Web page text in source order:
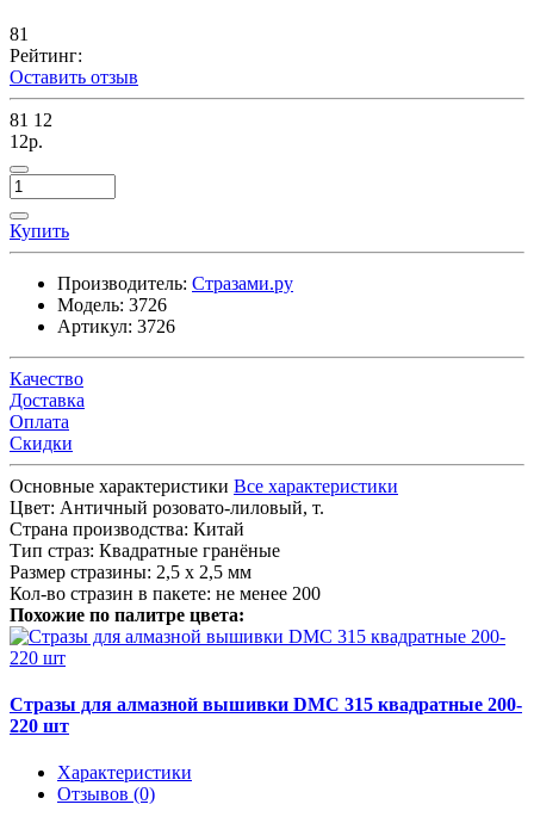
81
Рейтинг:
Оставить отзыв
81 12
12р.
Купить
Производитель: Стразами.ру
Модель: 3726
Артикул: 3726
Качество
Доставка
Оплата
Скидки
Основные характеристики Все характеристики
Цвет: Античный розовато-лиловый, т.
Страна производства: Китай
Тип страз: Квадратные гранёные
Размер стразины: 2,5 х 2,5 мм
Кол-во стразин в пакете: не менее 200
Похожие по палитре цвета:
Стразы для алмазной вышивки DMC 315 квадратные 200-
220 шт
Характеристики
Отзывов (0)